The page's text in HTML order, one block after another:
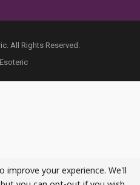
All Rights Reserved.
improve your experience. We'll